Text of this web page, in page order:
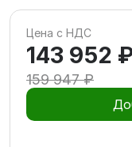
Цена с НДС
143 952
159 947 ₽